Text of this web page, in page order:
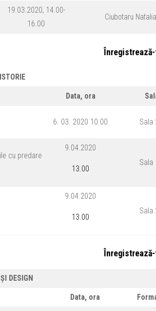
19.03.2020, 14.00-
16.00
Ciubotaru Natalia
Data, ora
6. 03. 2020 10.00 Sala
cu predare
9.04.2020
13.00
Sala
9.04.2020
13.00
Sala
DESIGN
Data, ora